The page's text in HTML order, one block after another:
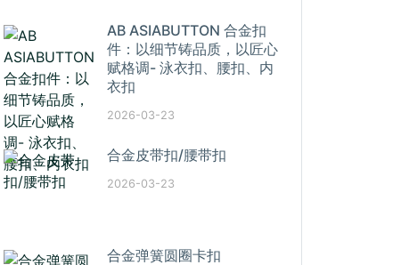
AB ASIABUTTON 合金扣
件：以细节铸品质，以匠心
赋格调- 泳衣扣、腰扣、内
衣扣
2026-03-23
合金皮带扣/腰带扣
2026-03-23
合金弹簧圆圈卡扣